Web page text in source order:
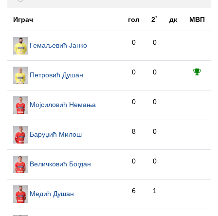
Играч гол 2` дк МВП
Гемаљевић Јанко 0 0
Петровић Душан 0 0
Мојсиловић Немања 0 0
Баруџић Милош 8 0
Величковић Богдан 0 0
Медић Душан 6 1